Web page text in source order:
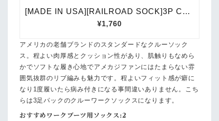
アメリカの老舗ブランドのスタンダードなクルーソック
ス。程よい肉厚感とクッション性があり、肌触りもなめら
かでソフトな履き心地でアメカジファンにはたまらない雰
囲気抜群のリブ編みも魅力です。程よいフィット感が癖に
なり1度履いたら病み付きになる事間違いありません。こち
らは3足パックのクルーワークソックスになります。
おすすめワークブーツ用ソックス:2